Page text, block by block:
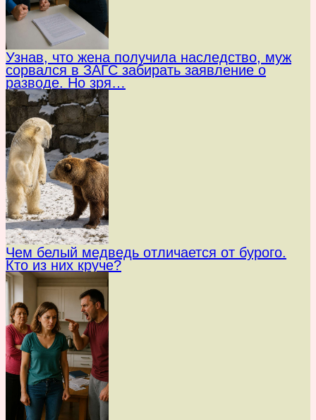
Узнав, что жена получила наследство, муж
сорвался в ЗАГС забирать заявление о
разводе. Но зря…
Чем белый медведь отличается от бурого.
Кто из них круче?